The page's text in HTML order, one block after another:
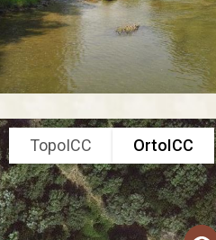
TopoICC OrtoICC